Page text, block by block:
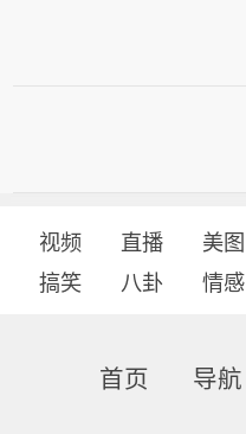
视频 直播 美图
搞笑
八卦 情感
首页 导航